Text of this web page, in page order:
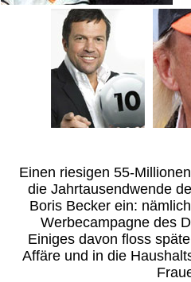
Einen riesigen 55-
die Jahrtausendwende
Boris Becker ein:
Werbecampagne des
Einiges davon floss
Affäre und in die